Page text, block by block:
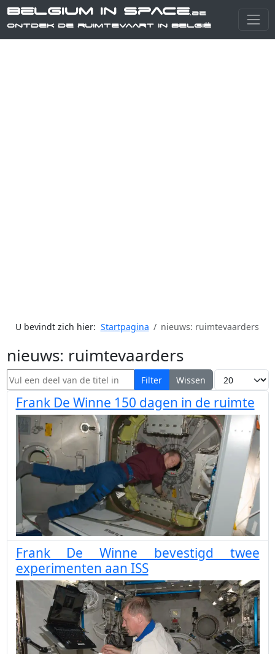
Belgium in Space.be
Ontdek de ruimtevaart in België
U bevindt zich hier: Startpagina nieuws: ruimtevaarders
nieuws: ruimtevaarders
Vul een deel van de titel in Filter Wissen Toon #
Frank De Winne 150 dagen in de ruimte
Frank De Winne bevestigd twee
experimenten aan ISS